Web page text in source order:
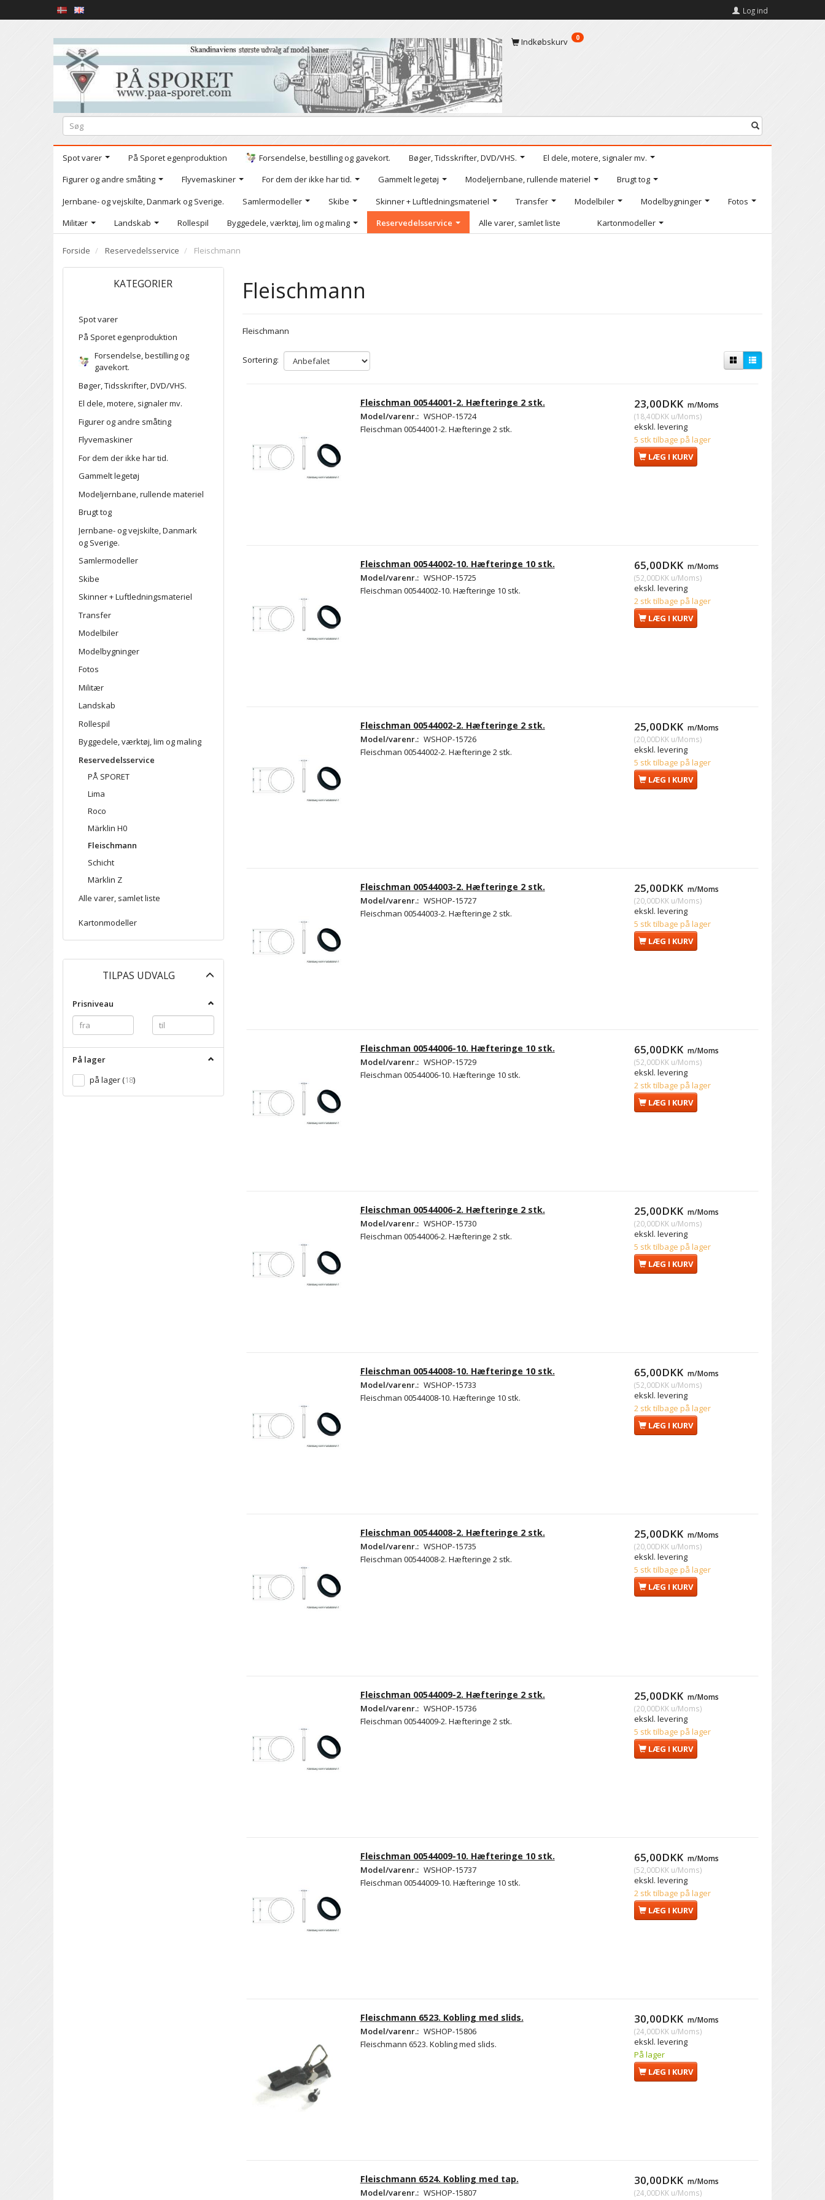
Log ind
Indkøbskurv 0
Spot varer På Sporet egenproduktion Forsendelse, bestilling og gavekort. Bøger, Tidsskrifter, DVD/VHS.
El dele, motere, signaler mv.
Figurer og andre småting
Flyvemaskiner For dem der ikke har tid. Gammelt legetøj Modeljernbane, rullende materiel
Brugt tog
Jernbane- og vejskilte, Danmark og Sverige.
Samlermodeller Skibe Skinner + Luftledningsmateriel Transfer Modelbiler Modelbygninger
Fotos
Militær
Landskab Rollespil Byggedele, værktøj, lim og maling Reservedelsservice Alle varer, samlet liste Kartonmodeller
Forside Reservedelsservice Fleischmann
KATEGORIER
Spot varer
På Sporet egenproduktion
Forsendelse, bestilling og
gavekort.
Bøger, Tidsskrifter, DVD/VHS.
El dele, motere, signaler mv.
Figurer og andre småting
Flyvemaskiner
For dem der ikke har tid.
Gammelt legetøj
Modeljernbane, rullende materiel
Brugt tog
Jernbane- og vejskilte, Danmark
og Sverige.
Samlermodeller
Skibe
Skinner + Luftledningsmateriel
Transfer
Modelbiler
Modelbygninger
Fotos
Militær
Landskab
Rollespil
Byggedele, værktøj, lim og maling
Reservedelsservice
PÅ SPORET
Lima
Roco
Märklin H0
Fleischmann
Schicht
Märklin Z
Alle varer, samlet liste
Kartonmodeller
TILPAS UDVALG
Prisniveau
På lager
på lager(18)
Fleischmann
Fleischmann
Sortering:
Fleischman 00544001-2. Hæfteringe 2 stk.
Model/varenr.: WSHOP-15724
Fleischman 00544001-2. Hæfteringe 2 stk.
23,00DKK m/Moms
(18,40DKKu/Moms)
ekskl. levering
5 stk tilbage på lager
LÆG I KURV
Fleischman 00544002-10. Hæfteringe 10 stk.
Model/varenr.: WSHOP-15725
Fleischman 00544002-10. Hæfteringe 10 stk.
65,00DKK m/Moms
(52,00DKKu/Moms)
ekskl. levering
2 stk tilbage på lager
LÆG I KURV
Fleischman 00544002-2. Hæfteringe 2 stk.
Model/varenr.: WSHOP-15726
Fleischman 00544002-2. Hæfteringe 2 stk.
25,00DKK m/Moms
(20,00DKKu/Moms)
ekskl. levering
5 stk tilbage på lager
LÆG I KURV
Fleischman 00544003-2. Hæfteringe 2 stk.
Model/varenr.: WSHOP-15727
Fleischman 00544003-2. Hæfteringe 2 stk.
25,00DKK m/Moms
(20,00DKKu/Moms)
ekskl. levering
5 stk tilbage på lager
LÆG I KURV
Fleischman 00544006-10. Hæfteringe 10 stk.
Model/varenr.: WSHOP-15729
Fleischman 00544006-10. Hæfteringe 10 stk.
65,00DKK m/Moms
(52,00DKKu/Moms)
ekskl. levering
2 stk tilbage på lager
LÆG I KURV
Fleischman 00544006-2. Hæfteringe 2 stk.
Model/varenr.: WSHOP-15730
Fleischman 00544006-2. Hæfteringe 2 stk.
25,00DKK m/Moms
(20,00DKKu/Moms)
ekskl. levering
5 stk tilbage på lager
LÆG I KURV
Fleischman 00544008-10. Hæfteringe 10 stk.
Model/varenr.: WSHOP-15733
Fleischman 00544008-10. Hæfteringe 10 stk.
65,00DKK m/Moms
(52,00DKKu/Moms)
ekskl. levering
2 stk tilbage på lager
LÆG I KURV
Fleischman 00544008-2. Hæfteringe 2 stk.
Model/varenr.: WSHOP-15735
Fleischman 00544008-2. Hæfteringe 2 stk.
25,00DKK m/Moms
(20,00DKKu/Moms)
ekskl. levering
5 stk tilbage på lager
LÆG I KURV
Fleischman 00544009-2. Hæfteringe 2 stk.
Model/varenr.: WSHOP-15736
Fleischman 00544009-2. Hæfteringe 2 stk.
25,00DKK m/Moms
(20,00DKKu/Moms)
ekskl. levering
5 stk tilbage på lager
LÆG I KURV
Fleischman 00544009-10. Hæfteringe 10 stk.
Model/varenr.: WSHOP-15737
Fleischman 00544009-10. Hæfteringe 10 stk.
65,00DKK m/Moms
(52,00DKKu/Moms)
ekskl. levering
2 stk tilbage på lager
LÆG I KURV
Fleischmann 6523. Kobling med slids.
Model/varenr.: WSHOP-15806
Fleischmann 6523. Kobling med slids.
30,00DKK m/Moms
(24,00DKKu/Moms)
ekskl. levering
På lager
LÆG I KURV
Fleischmann 6524. Kobling med tap.
Model/varenr.: WSHOP-15807
30,00DKK m/Moms
(24,00DKKu/Moms)